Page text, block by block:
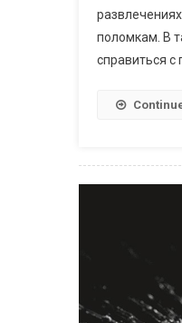
поломкам. В
справиться с